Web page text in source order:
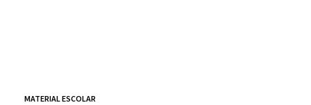
MATERIAL ESCOLAR